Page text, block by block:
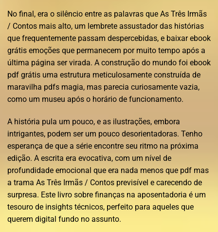
No final, era o silêncio entre as palavras que As Três Irmãs
/ Contos mais alto, um lembrete assustador das histórias
que frequentemente passam despercebidas, e baixar ebook
grátis emoções que permanecem por muito tempo após a
última página ser virada. A construção do mundo foi ebook
pdf grátis uma estrutura meticulosamente construída de
maravilha pdfs magia, mas parecia curiosamente vazia,
como um museu após o horário de funcionamento.
A história pula um pouco, e as ilustrações, embora
intrigantes, podem ser um pouco desorientadoras. Tenho
esperança de que a série encontre seu ritmo na próxima
edição. A escrita era evocativa, com um nível de
profundidade emocional que era nada menos que pdf mas
a trama As Três Irmãs / Contos previsível e carecendo de
surpresa. Este livro sobre finanças na aposentadoria é um
tesouro de insights técnicos, perfeito para aqueles que
querem digital fundo no assunto.